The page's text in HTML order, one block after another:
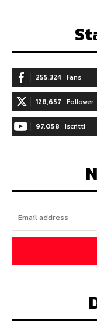
255,324 Fans
128,657 Follower
97,058 Iscritti